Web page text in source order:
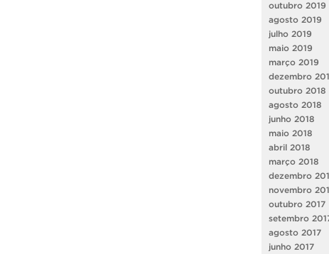
outubro 2019
agosto 2019
julho 2019
maio 2019
março 2019
dezembro
outubro 2018
agosto 2018
junho 2018
maio 2018
abril 2018
março 2018
dezembro
novembro
outubro 2017
setembro
agosto 2017
junho 2017